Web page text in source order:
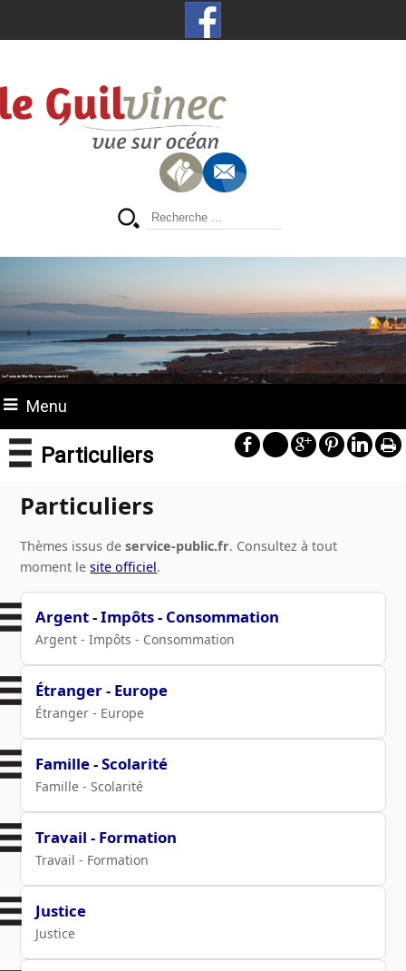
La Pointe de Men Meur, au coucher du soleil
Menu
Particuliers
Particuliers
Thèmes issus deservice-public.fr. Consultez à tout
moment lesite officiel.
Argent - Impôts - Consommation
Argent - Impôts - Consommation
Étranger - Europe
Étranger - Europe
Famille - Scolarité
Famille - Scolarité
Travail - Formation
Travail - Formation
Justice
Justice